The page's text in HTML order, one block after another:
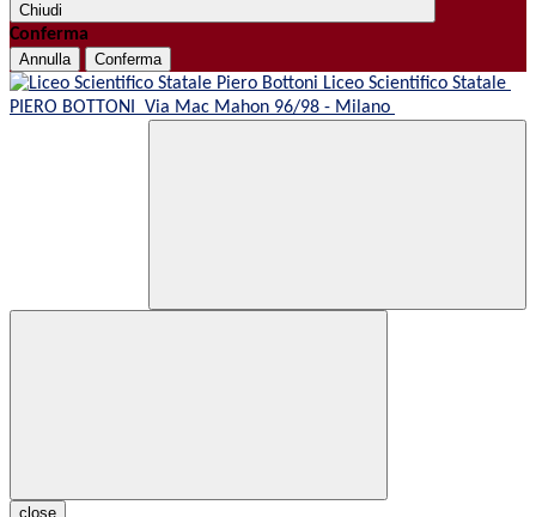
Chiudi
Conferma
Annulla Conferma
Liceo Scientifico Statale
PIERO BOTTONI Via Mac Mahon 96/98 - Milano
close